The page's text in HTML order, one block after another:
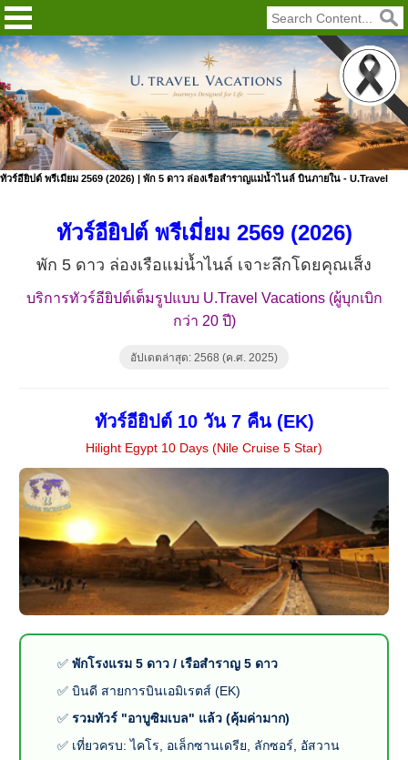
ทัวร์อียิปต์ พรีเมียม 2569 (2026) | พัก 5 ดาว ล่องเรือสำราญแม่น้ำไนล์ บินภายใน - U.Travel
ทัวร์อียิปต์ พรีเมี่ยม 2569 (2026)
พัก 5 ดาว ล่องเรือแม่น้ำไนล์ เจาะลึกโดยคุณเส็ง
บริการทัวร์อียิปต์เต็มรูปแบบ U.Travel Vacations (ผู้บุกเบิก
กว่า 20 ปี)
อัปเดตล่าสุด: 2568 (ค.ศ. 2025)
ทัวร์อียิปต์ 10 วัน 7 คืน (EK)
Hilight Egypt 10 Days (Nile Cruise 5 Star)
✅พักโรงแรม 5 ดาว / เรือสำราญ 5 ดาว
✅ บินดี สายการบินเอมิเรตส์ (EK)
✅รวมทัวร์ "อาบูซิมเบล" แล้ว (คุ้มค่ามาก)
✅ เที่ยวครบ: ไคโร, อเล็กซานเดรีย, ลักซอร์, อัสวาน